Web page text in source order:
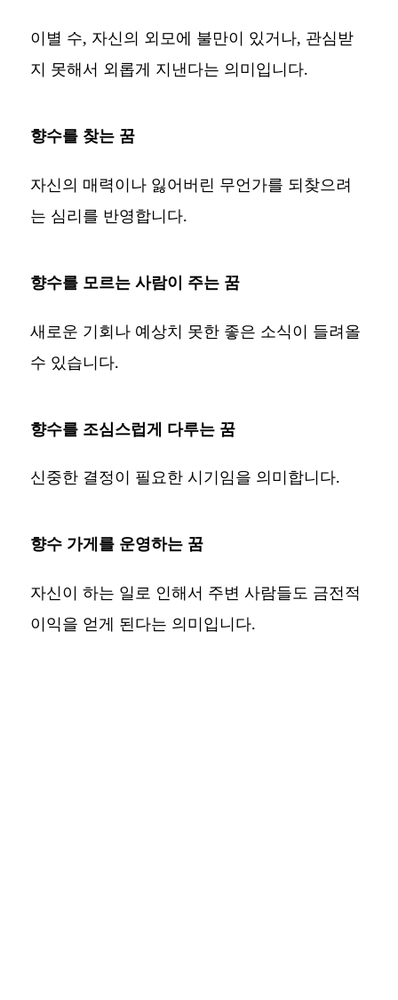
이별 수, 자신의 외모에 불만이 있거나, 관심받
지 못해서 외롭게 지낸다는 의미입니다.
향수를 찾는 꿈
자신의 매력이나 잃어버린 무언가를 되찾으려
는 심리를 반영합니다.
향수를 모르는 사람이 주는 꿈
새로운 기회나 예상치 못한 좋은 소식이 들려올
수 있습니다.
향수를 조심스럽게 다루는 꿈
신중한 결정이 필요한 시기임을 의미합니다.
향수 가게를 운영하는 꿈
자신이 하는 일로 인해서 주변 사람들도 금전적
이익을 얻게 된다는 의미입니다.